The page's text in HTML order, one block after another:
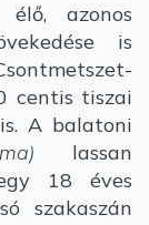
azonos
is
centis tiszai
A balatoni
lassan
18 éves
szakaszán